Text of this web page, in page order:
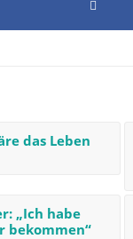
das Leben
„Ich habe
bekommen“